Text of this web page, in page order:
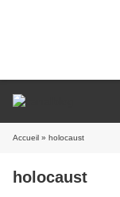
Accueil » holocaust
holocaust